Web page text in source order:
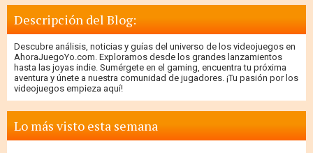
Descripción del Blog:
Descubre análisis, noticias y guías del universo de los videojuegos en
AhoraJuegoYo.com. Exploramos desde los grandes lanzamientos
hasta las joyas indie. Sumérgete en el gaming, encuentra tu próxima
aventura y únete a nuestra comunidad de jugadores. ¡Tu pasión por los
videojuegos empieza aquí!
Lo más visto esta semana